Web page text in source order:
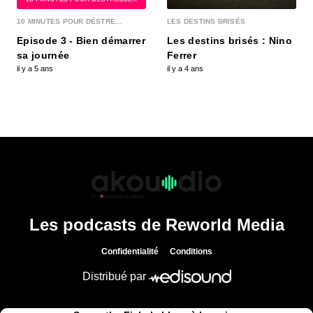
« Pantagruel », un nom de restaurant qui, à lui
seul, suffirait presque à nous mettre en appétit...
Pierre Martinet, alerte enlèvement !
00:34:07 - IL Y A 3 ANS
Bien qu’il ait troqué la légion étrangère à laquelle
Pour Alice Tourbier, l’hôtellerie de luxe est avant
tout une histoire de famille. En 1999, lorsqu...
10 MINUTES POUR DÉSTRE...
Episode 3 - Bien démarrer
sa journée
il y a 5 ans
LES DESTINS BRISÉS
Les destins brisés : Nino
Ferrer
il y a 4 ans
Les podcasts de Reworld Media
Confidentialité Conditions
Distribué par